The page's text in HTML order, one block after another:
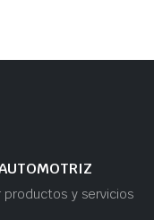
productos y servicios